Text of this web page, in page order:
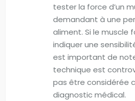
tester la force d’un
demandant à une
aliment. Si le muscle
indiquer une
est important de
technique est
pas être considérée
diagnostic médical.